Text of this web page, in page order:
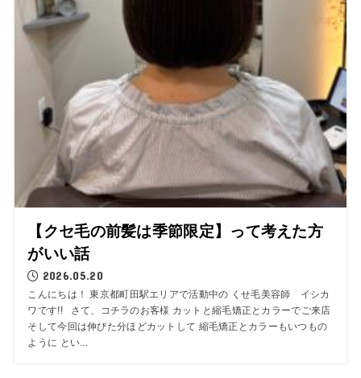
【クセ毛の前髪は季節限定】って考えた方
がいい話
2026.05.20
こんにちは！ 東京都町田駅エリアで活動中の くせ毛美容師 イシカ
ワです!! さて、コチラのお客様 カットと縮毛矯正とカラーでご来店
そして今回は伸びた分ほどカットして 縮毛矯正とカラーもいつもの
ように とい...